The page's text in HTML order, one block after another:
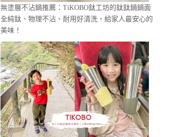
無塗層不沾鍋推薦：TiKOBO鈦工坊的鈦鈦鍋鍋面
全純鈦、物理不沾、耐用好清洗，給家人最安心的
美味！